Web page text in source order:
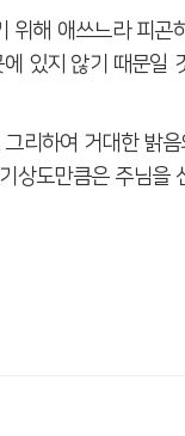
위해 애쓰느라 피곤
있지 않기 때문일
그리하여 거대한 밝
상도만큼은 주님을